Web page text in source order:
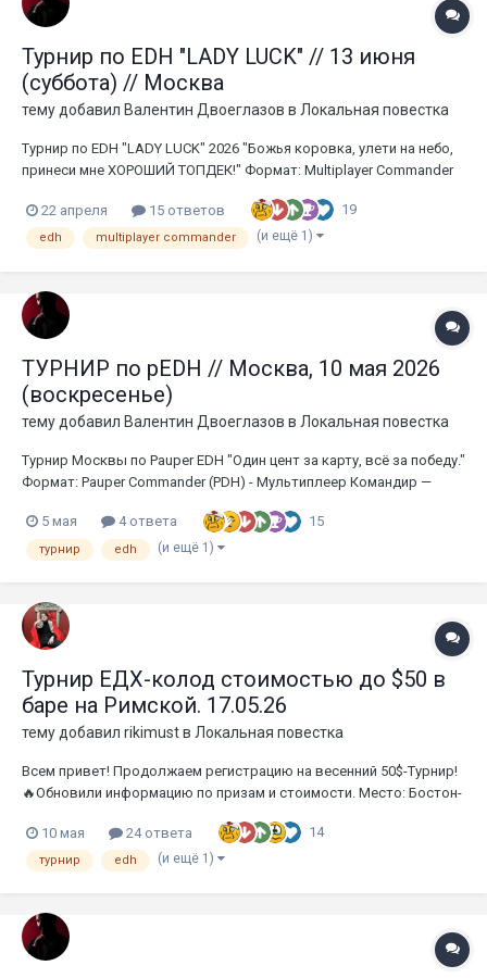
Турнир по EDH "LADY LUCK" // 13 июня
(суббота) // Москва
тему добавил Валентин Двоеглазов в Локальная повестка
Турнир по EDH "LADY LUCK" 2026 "Божья коровка, улети на небо,
принеси мне ХОРОШИЙ ТОПДЕК!" Формат: Multiplayer Commander
карт: Разрешены proxy* карты Количество участников: 32
Уровень применения правил: регуля...
22 апреля 15 ответов 19
edh multiplayer commander (и ещё 1)
ТУРНИР по pEDH // Москва, 10 мая 2026
(воскресенье)
тему добавил Валентин Двоеглазов в Локальная повестка
Турнир Москвы по Pauper EDH "Один цент за карту, всё за победу."
Формат: Pauper Commander (PDH) - Мультиплеер Командир —
Стартовое здоровье — 30. Командирский урон — 16. Полные
правила: https://pdhhomebase.com/rules/...
5 мая 4 ответа 15
турнир edh (и ещё 1)
Турнир ЕДХ-колод стоимостью до $50 в
баре на Римской. 17.05.26
тему добавил rikimustв Локальная повестка
Всем привет! Продолжаем регистрацию на весенний 50$-Турнир!
🔥Обновили информацию по призам и стоимости. Место: Бостон-
в 12:30 Начало раундов в 13:00! Формат: ЕДХ-колоды
стоимостью не более 50$ или любые комм...
10 мая 24 ответа 14
турнир edh (и ещё 1)